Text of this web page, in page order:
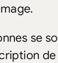
se
de